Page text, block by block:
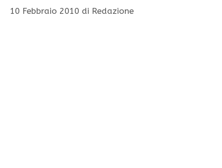
10 Febbraio 2010 di Redazione